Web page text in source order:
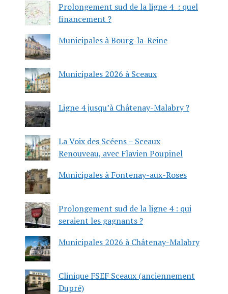
Prolongement sud de la ligne 4 : quel
financement ?
Municipales à Bourg-la-Reine
Municipales 2026 à Sceaux
Ligne 4 jusqu’à Châtenay-Malabry ?
La Voix des Scéens – Sceaux
Renouveau, avec Flavien Poupinel
Municipales à Fontenay-aux-Roses
Prolongement sud de la ligne 4 : qui
seraient les gagnants ?
Municipales 2026 à Châtenay-Malabry
Clinique FSEF Sceaux (anciennement
Dupré)